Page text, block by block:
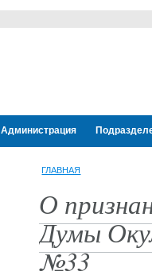
Администрация
ГЛАВНАЯ
О
Думы
№33